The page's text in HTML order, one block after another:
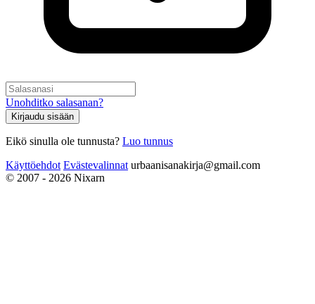
Unohditko salasanan?
Kirjaudu sisään
Eikö sinulla ole tunnusta? Luo tunnus
Käyttöehdot Evästevalinnat urbaanisanakirja@gmail.com
© 2007 - 2026 Nixarn